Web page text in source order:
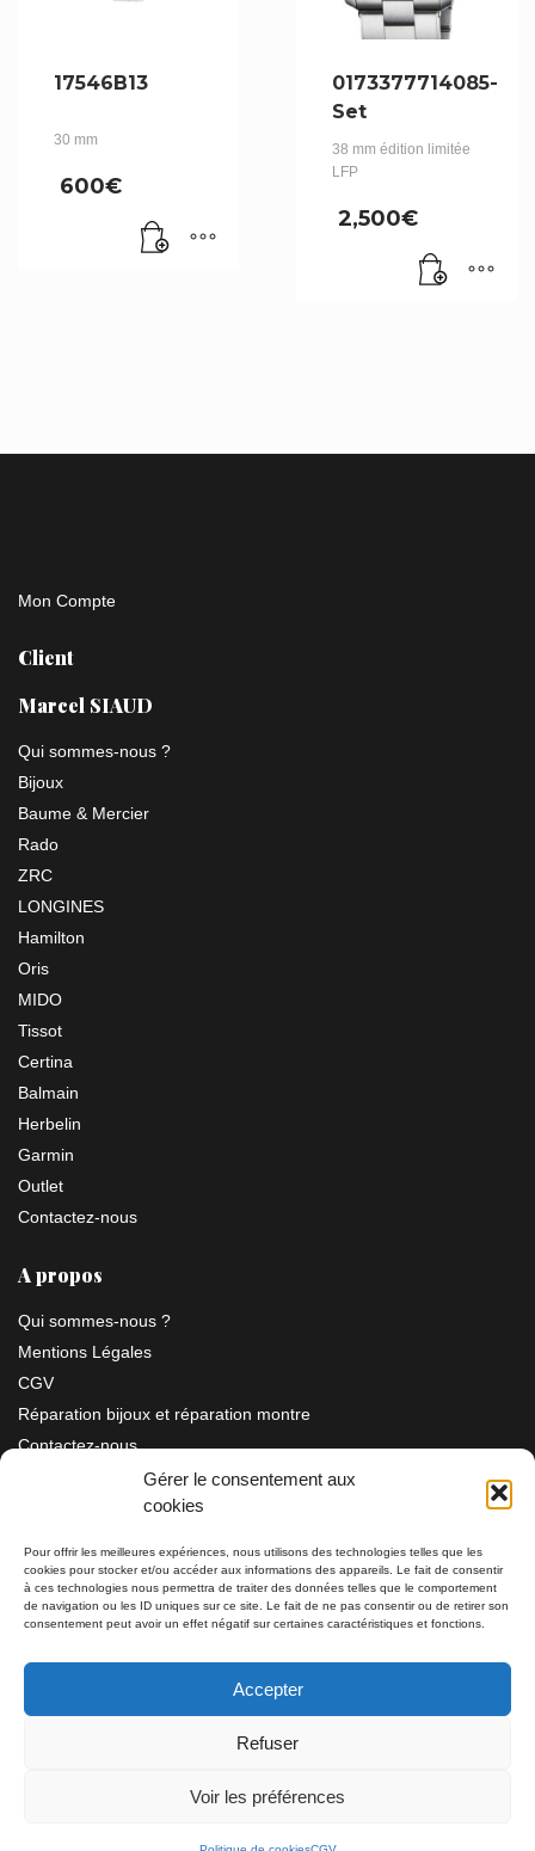
Gérer le consentement aux
cookies
Pour offrir les meilleures expériences, nous utilisons des technologies telles que les
cookies pour stocker et/ou accéder aux informations des appareils. Le fait de consentir
à ces technologies nous permettra de traiter des données telles que le comportement
de navigation ou les ID uniques sur ce site. Le fait de ne pas consentir ou de retirer son
consentement peut avoir un effet négatif sur certaines caractéristiques et fonctions.
Accepter
Refuser
Voir les préférences
17546B13
30 mm
600€
0173377714085-
Set
38 mm édition limitée
LFP
2,500€
Mon Compte
Client
Marcel SIAUD
Qui sommes-nous ?
Bijoux
Baume & Mercier
Rado
ZRC
LONGINES
Hamilton
Oris
MIDO
Tissot
Certina
Balmain
Herbelin
Garmin
Outlet
Contactez-nous
A propos
Qui sommes-nous ?
Mentions Légales
CGV
Réparation bijoux et réparation montre
Contactez-nous
Information
Bijouterie SIAUD11 rue Masséna 06000 NICE
Tél: 04 93 82 29 34 / 09 78 81 68 81